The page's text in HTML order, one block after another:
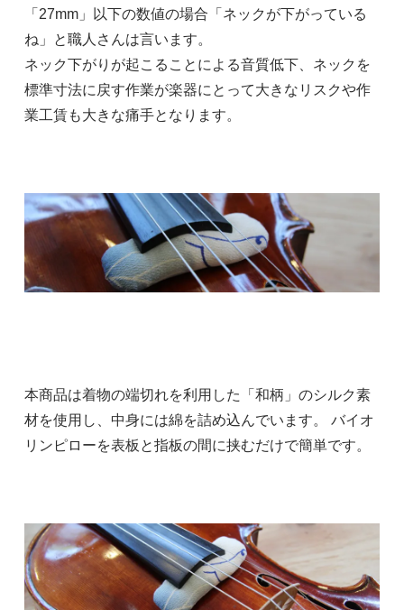
「27mm」以下の数値の場合「ネックが下がっている
ね」と職人さんは言います。
ネック下がりが起こることによる音質低下、ネックを
標準寸法に戻す作業が楽器にとって大きなリスクや作
業工賃も大きな痛手となります。
本商品は着物の端切れを利用した「和柄」のシルク素
材を使用し、中身には綿を詰め込んでいます。 バイオ
リンピローを表板と指板の間に挟むだけで簡単です。